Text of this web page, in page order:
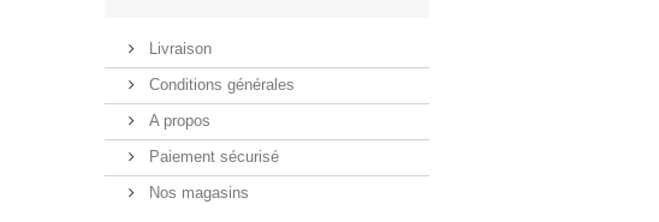
Livraison
Conditions générales
A propos
Paiement sécurisé
Nos magasins